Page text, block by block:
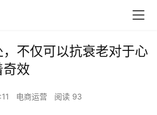
不仅可以抗衰老对于心
奇效
电商运营 阅读 93